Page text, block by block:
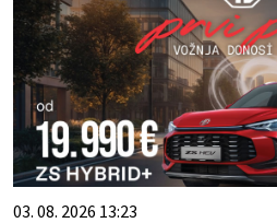
03. 08. 2026 13:23